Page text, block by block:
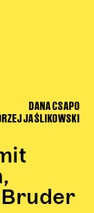
DANA CSAPO
JAŚLIKOWSKI